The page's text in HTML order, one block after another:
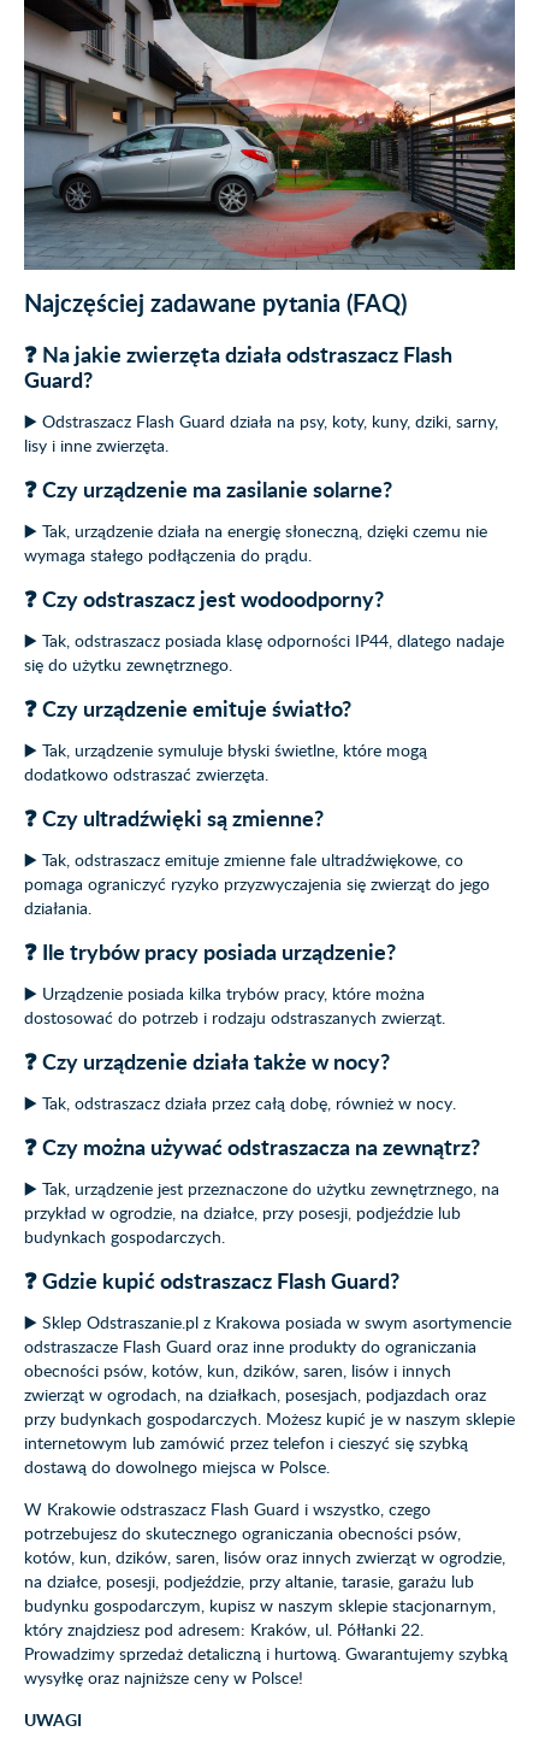
Najczęściej zadawane pytania (FAQ)
❓ Na jakie zwierzęta działa odstraszacz Flash
Guard?
▶️ Odstraszacz Flash Guard działa na psy, koty, kuny, dziki, sarny,
lisy i inne zwierzęta.
❓ Czy urządzenie ma zasilanie solarne?
▶️ Tak, urządzenie działa na energię słoneczną, dzięki czemu nie
wymaga stałego podłączenia do prądu.
❓ Czy odstraszacz jest wodoodporny?
▶️ Tak, odstraszacz posiada klasę odporności IP44, dlatego nadaje
się do użytku zewnętrznego.
❓ Czy urządzenie emituje światło?
▶️ Tak, urządzenie symuluje błyski świetlne, które mogą
dodatkowo odstraszać zwierzęta.
❓ Czy ultradźwięki są zmienne?
▶️ Tak, odstraszacz emituje zmienne fale ultradźwiękowe, co
pomaga ograniczyć ryzyko przyzwyczajenia się zwierząt do jego
działania.
❓ Ile trybów pracy posiada urządzenie?
▶️ Urządzenie posiada kilka trybów pracy, które można
dostosować do potrzeb i rodzaju odstraszanych zwierząt.
❓ Czy urządzenie działa także w nocy?
▶️ Tak, odstraszacz działa przez całą dobę, również w nocy.
❓ Czy można używać odstraszacza na zewnątrz?
▶️ Tak, urządzenie jest przeznaczone do użytku zewnętrznego, na
przykład w ogrodzie, na działce, przy posesji, podjeździe lub
budynkach gospodarczych.
❓ Gdzie kupić odstraszacz Flash Guard?
▶️ Sklep Odstraszanie.pl z Krakowa posiada w swym asortymencie
odstraszacze Flash Guard oraz inne produkty do ograniczania
obecności psów, kotów, kun, dzików, saren, lisów i innych
zwierząt w ogrodach, na działkach, posesjach, podjazdach oraz
przy budynkach gospodarczych. Możesz kupić je w naszym sklepie
internetowym lub zamówić przez telefon i cieszyć się szybką
dostawą do dowolnego miejsca w Polsce.
W Krakowie odstraszacz Flash Guard i wszystko, czego
potrzebujesz do skutecznego ograniczania obecności psów,
kotów, kun, dzików, saren, lisów oraz innych zwierząt w ogrodzie,
na działce, posesji, podjeździe, przy altanie, tarasie, garażu lub
budynku gospodarczym, kupisz w naszym sklepie stacjonarnym,
który znajdziesz pod adresem: Kraków, ul. Półłanki 22.
Prowadzimy sprzedaż detaliczną i hurtową. Gwarantujemy szybką
wysyłkę oraz najniższe ceny w Polsce!
UWAGI